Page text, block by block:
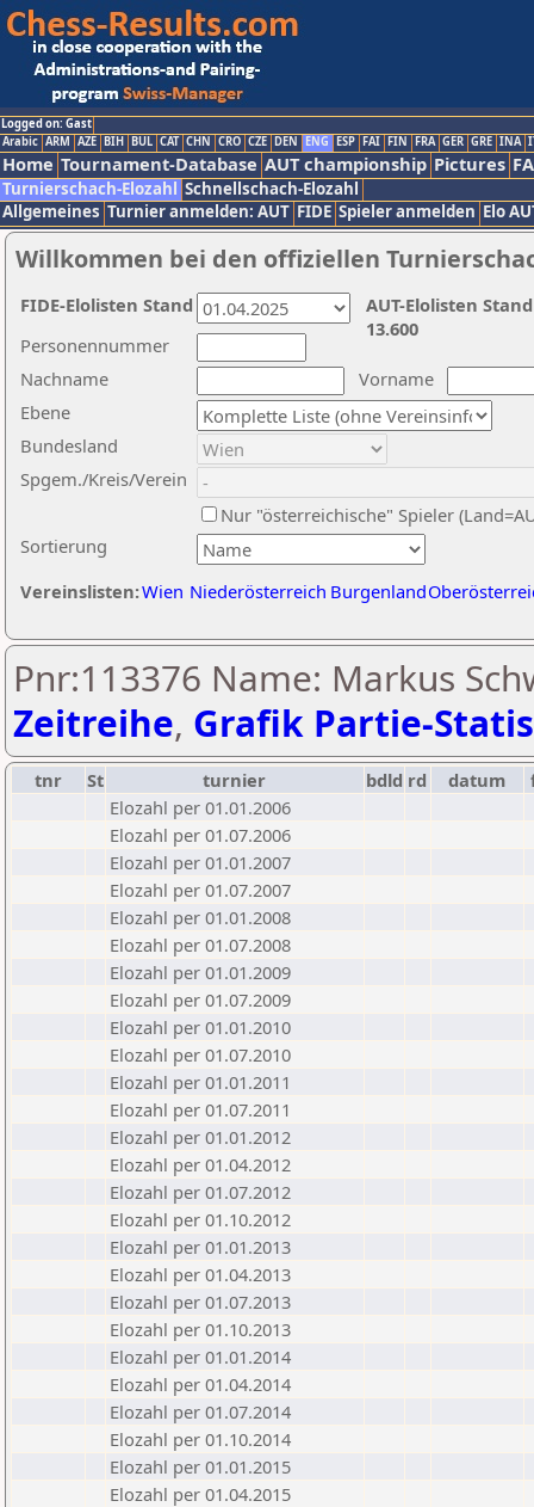
Logged on: Gast
Arabic ARM AZE BIH BUL CAT CHN CRO CZE DEN ENG ESP FAI FIN FRA GER GRE INA
Home Tournament-Database AUT championship Pictures
Turnierschach-Elozahl Schnellschach-Elozahl
Allgemeines Turnier anmelden: AUT FIDE Spieler anmelden Elo
Willkommen bei den offiziellen
Nachname
Vorname
Ebene
Sortierung
Personennummer
Bundesland
Spgem./Kreis/Verein
Nur "österreichische" Spieler
Vereinslisten:Wien Niederösterreich Burgenland
AUT-Elolisten
13.600
FIDE-Elolisten Stand
Pnr:113376 Name: Markus
Zeitreihe, Grafik Partie-
tnr St turnier bdld rd datum
Elozahl per 01.01.2006
Elozahl per 01.07.2006
Elozahl per 01.01.2007
Elozahl per 01.07.2007
Elozahl per 01.01.2008
Elozahl per 01.07.2008
Elozahl per 01.01.2009
Elozahl per 01.07.2009
Elozahl per 01.01.2010
Elozahl per 01.07.2010
Elozahl per 01.01.2011
Elozahl per 01.07.2011
Elozahl per 01.01.2012
Elozahl per 01.04.2012
Elozahl per 01.07.2012
Elozahl per 01.10.2012
Elozahl per 01.01.2013
Elozahl per 01.04.2013
Elozahl per 01.07.2013
Elozahl per 01.10.2013
Elozahl per 01.01.2014
Elozahl per 01.04.2014
Elozahl per 01.07.2014
Elozahl per 01.10.2014
Elozahl per 01.01.2015
Elozahl per 01.04.2015